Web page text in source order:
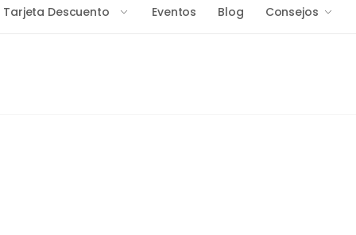
Tarjeta Descuento Eventos Blog Consejos